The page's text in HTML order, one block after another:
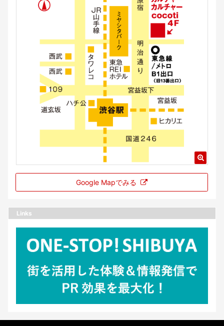
Google Mapでみる
Links